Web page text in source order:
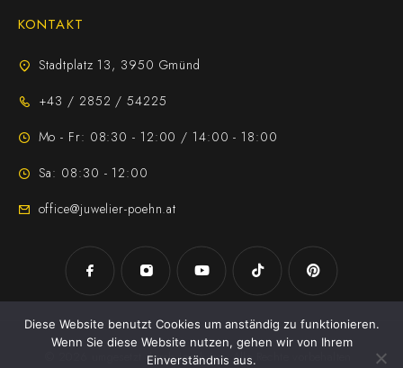
KONTAKT
Stadtplatz 13, 3950 Gmünd
+43 / 2852 / 54225
Mo - Fr: 08:30 - 12:00 / 14:00 - 18:00
Sa: 08:30 - 12:00
office@juwelier-poehn.at
© 2026 umgesetzt durchJezek Jan. Alle Rechte vorbehalten
Diese Website benutzt Cookies um anständig zu funktionieren.
Wenn Sie diese Website nutzen, gehen wir von Ihrem
Einverständnis aus.